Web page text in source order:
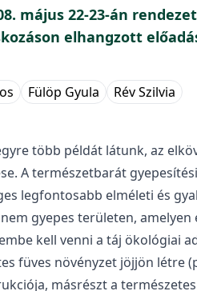
május 22-23-án
elhangzott
Fülöp Gyula Rév Szilvia
több példát látunk, az
A természetbarát
legfontosabb elméleti és
gyepes területen,
kell venni a táj ökológiai
füves növényzet jöjjön létre
másrészt a